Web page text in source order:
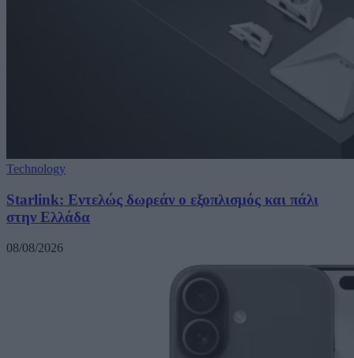
Technology
Starlink: Εντελώς δωρεάν ο εξοπλισμός και πάλι
στην Ελλάδα
08/08/2026